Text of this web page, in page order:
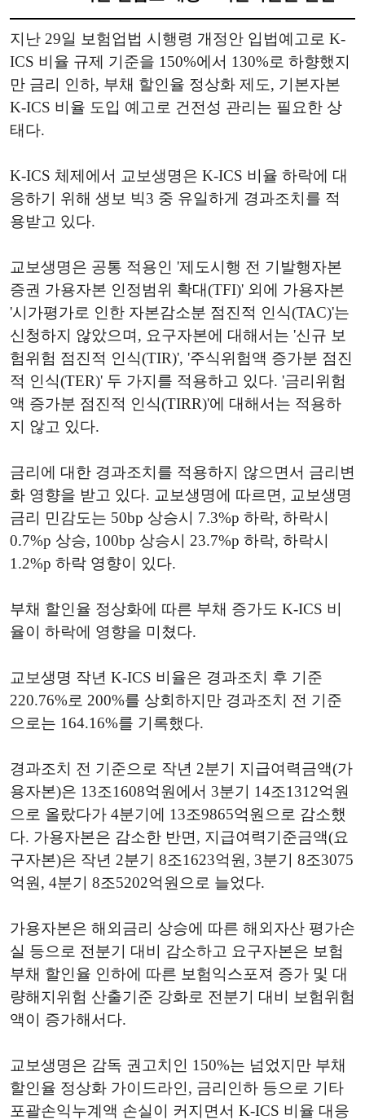
지난 29일 보험업법 시행령 개정안 입법예고로 K-
ICS 비율 규제 기준을 150%에서 130%로 하향했지
만 금리 인하, 부채 할인율 정상화 제도, 기본자본
K-ICS 비율 도입 예고로 건전성 관리는 필요한 상
태다.
K-ICS 체제에서 교보생명은 K-ICS 비율 하락에 대
응하기 위해 생보 빅3 중 유일하게 경과조치를 적
용받고 있다.
교보생명은 공통 적용인 '제도시행 전 기발행자본
증권 가용자본 인정범위 확대(TFI)' 외에 가용자본
'시가평가로 인한 자본감소분 점진적 인식(TAC)'는
신청하지 않았으며, 요구자본에 대해서는 '신규 보
험위험 점진적 인식(TIR)', '주식위험액 증가분 점진
적 인식(TER)' 두 가지를 적용하고 있다. '금리위험
액 증가분 점진적 인식(TIRR)'에 대해서는 적용하
지 않고 있다.
금리에 대한 경과조치를 적용하지 않으면서 금리변
화 영향을 받고 있다. 교보생명에 따르면, 교보생명
금리 민감도는 50bp 상승시 7.3%p 하락, 하락시
0.7%p 상승, 100bp 상승시 23.7%p 하락, 하락시
1.2%p 하락 영향이 있다.
부채 할인율 정상화에 따른 부채 증가도 K-ICS 비
율이 하락에 영향을 미쳤다.
교보생명 작년 K-ICS 비율은 경과조치 후 기준
220.76%로 200%를 상회하지만 경과조치 전 기준
으로는 164.16%를 기록했다.
경과조치 전 기준으로 작년 2분기 지급여력금액(가
용자본)은 13조1608억원에서 3분기 14조1312억원
으로 올랐다가 4분기에 13조9865억원으로 감소했
다. 가용자본은 감소한 반면, 지급여력기준금액(요
구자본)은 작년 2분기 8조1623억원, 3분기 8조3075
억원, 4분기 8조5202억원으로 늘었다.
가용자본은 해외금리 상승에 따른 해외자산 평가손
실 등으로 전분기 대비 감소하고 요구자본은 보험
부채 할인율 인하에 따른 보험익스포져 증가 및 대
량해지위험 산출기준 강화로 전분기 대비 보험위험
액이 증가해서다.
교보생명은 감독 권고치인 150%는 넘었지만 부채
할인율 정상화 가이드라인, 금리인하 등으로 기타
포괄손익누계액 손실이 커지면서 K-ICS 비율 대응